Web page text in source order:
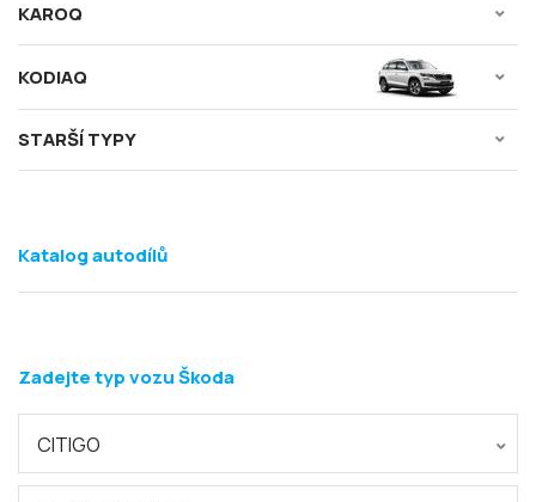
KAROQ
KODIAQ
STARŠÍ TYPY
Zadejte typ vozu Škoda
CITIGO
Katalog autodílů